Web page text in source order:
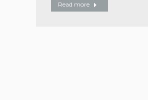
Read more